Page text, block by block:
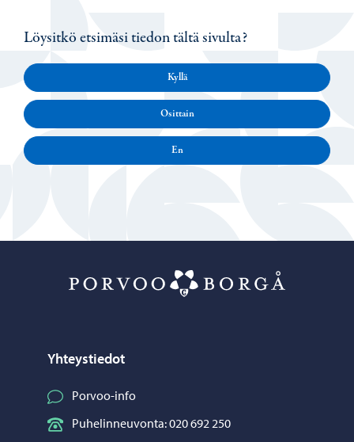
Löysitkö etsimäsi tiedon tältä sivulta?
Kyllä
Osittain
En
Yhteystiedot
Porvoo-info
Puhelinneuvonta: 020 692 250